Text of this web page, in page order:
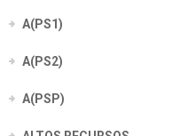
A(PS1)
A(PS2)
A(PSP)